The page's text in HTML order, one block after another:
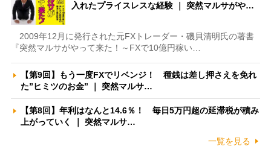
入れたプライスレスな経験 ｜ 突然マルサがや…
2009年12月に発行された元FXトレーダー・磯貝清明氏の著書
『突然マルサがやって来た！～FXで10億円稼い…
【第9回】もう一度FXでリベンジ！ 種銭は差し押さえを免れ
た”ヒミツのお金” ｜ 突然マルサ…
【第8回】年利はなんと14.6％！ 毎日5万円超の延滞税が積み
上がっていく ｜ 突然マルサ…
一覧を見る